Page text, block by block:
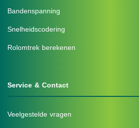
Bandenspanning
Snelheidscodering
Rolomtrek berekenen
Service & Contact
Veelgestelde vragen